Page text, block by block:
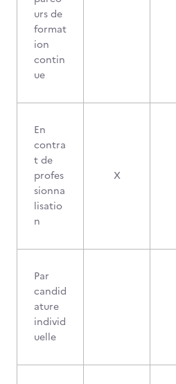
urs de
format
ion
contin
ue
En
contra
t de
profes
sionna
lisatio
n
X
Par
candid
ature
individ
uelle